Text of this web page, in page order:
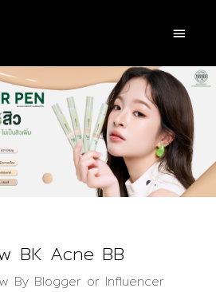
BK Acne BB
By Blogger or Influencer